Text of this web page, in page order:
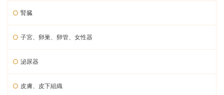
腎臓
子宮、卵巣、卵管、女性器
泌尿器
皮膚、皮下組織